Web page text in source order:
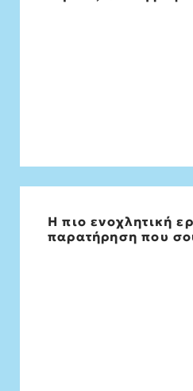
Η πιο ενοχλητική
παρατήρηση που
Στο
μασάτε